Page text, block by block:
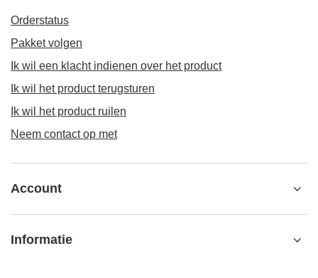
Orderstatus
Pakket volgen
Ik wil een klacht indienen over het product
Ik wil het product terugsturen
Ik wil het product ruilen
Neem contact op met
Account
Informatie